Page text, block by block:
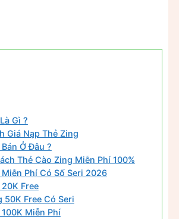
Gì ?
Giá Nạp Thẻ Zing
Ở Đâu ?
Thẻ Cào Zing Miễn Phí 100%
Phí Có Số Seri 2026
Free
50K Free Có Seri
Miễn Phí